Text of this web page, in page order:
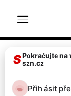
Celebrity
SPokračujte na
szn.cz
Přihlásit